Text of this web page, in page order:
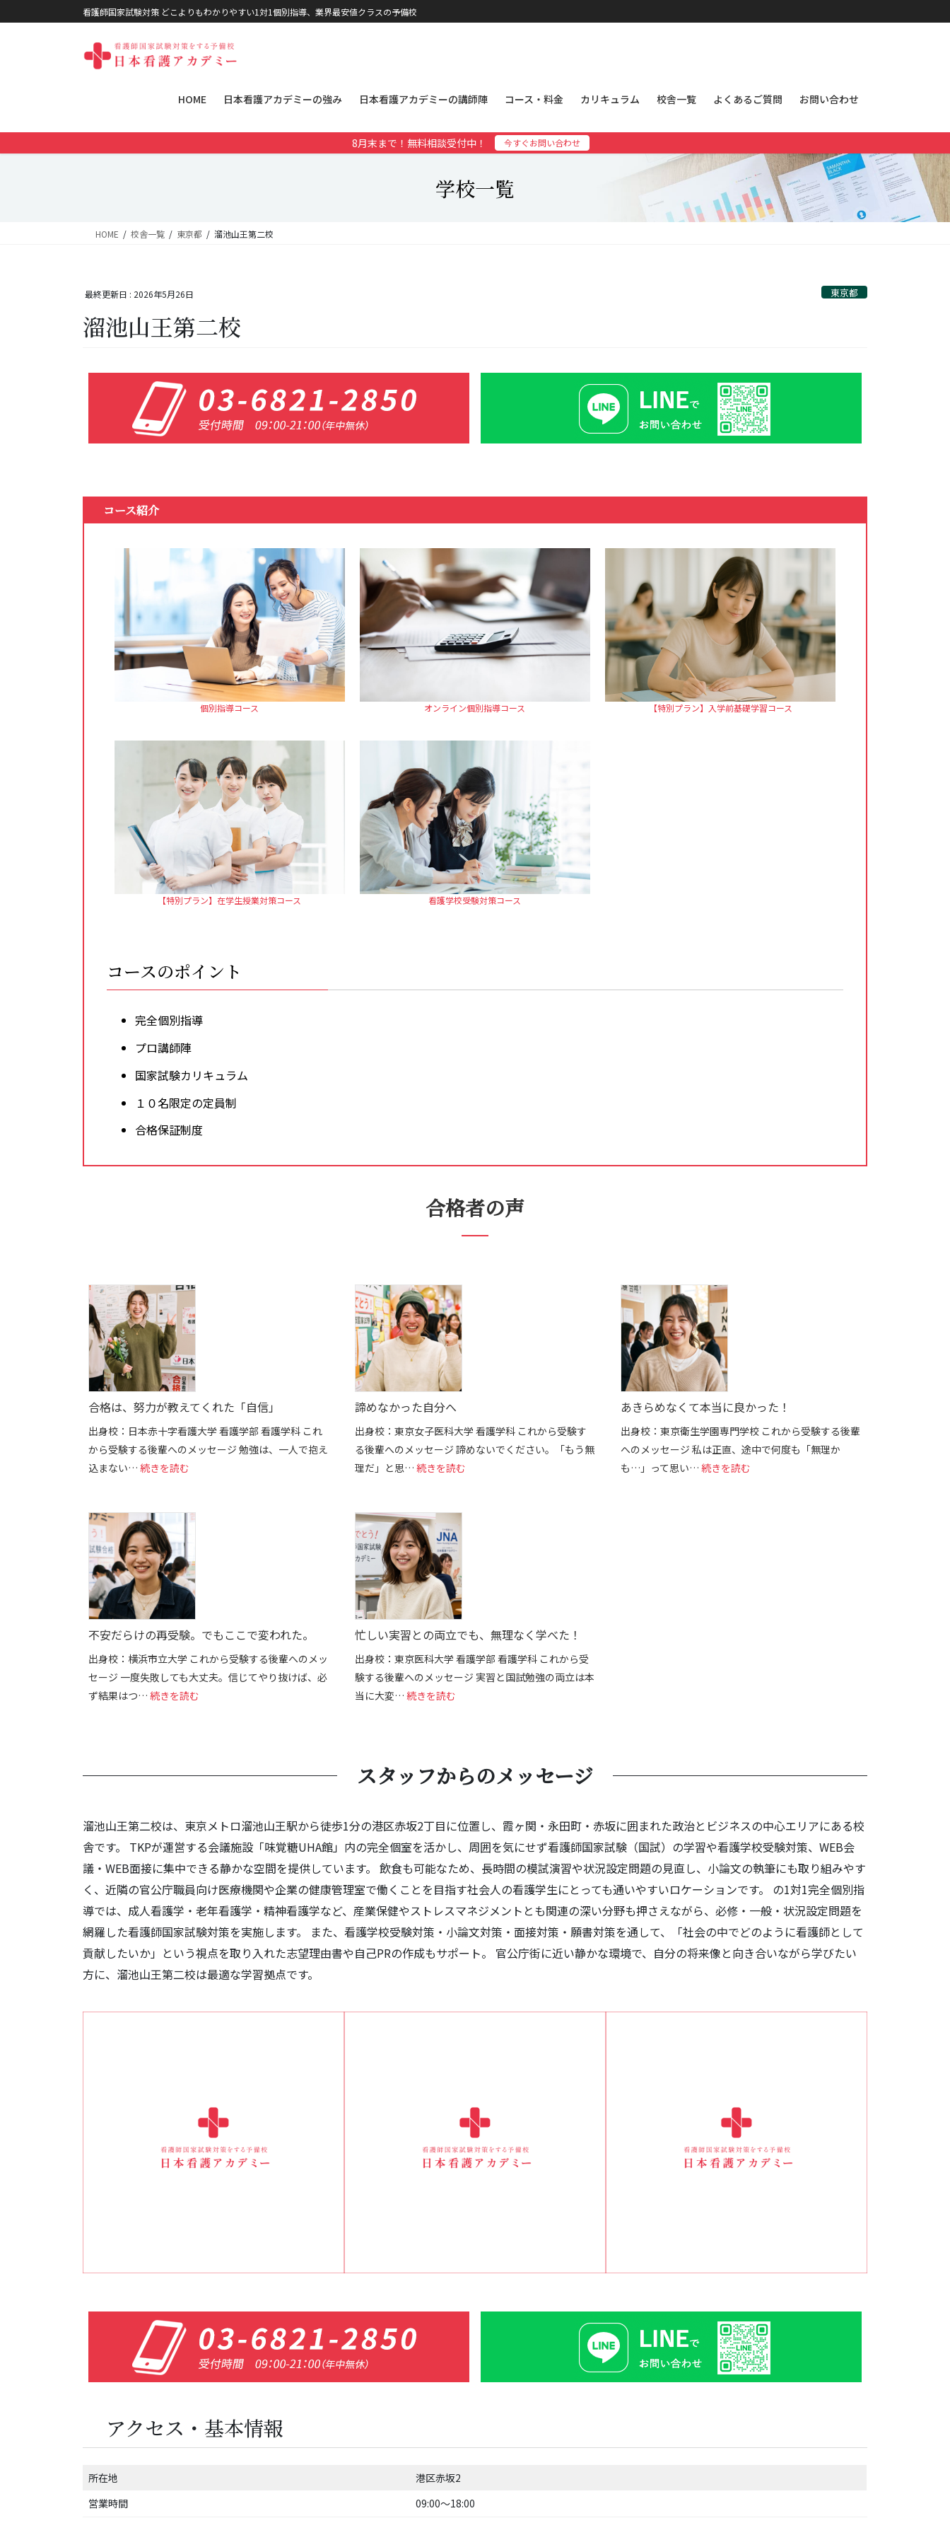
コンテンツに移動
ナビゲーションに移動看護師国家試験対策 どこよりもわかりやすい1対1個別指導、業界最安値クラスの予備校
HOME 日本看護アカデミーの強み 日本看護アカデミーの講師陣 コース・料金 カリキュラム 校舎一覧 よくあるご質問 お問い合わせ
8月末まで！無料相談受付中！ 今すぐお問い合わせ
学校一覧
HOME 校舎一覧 東京都 溜池山王第二校
最終更新日 : 2026年5月26日 東京都
溜池山王第二校
コース紹介
個別指導コース オンライン個別指導コース 【特別プラン】入学前基礎学習コース
【特別プラン】在学生授業対策コース 看護学校受験対策コース
コースのポイント
完全個別指導
プロ講師陣
国家試験カリキュラム
１０名限定の定員制
合格保証制度
合格者の声
合格は、努力が教えてくれた「自信」
出身校：日本赤十字看護大学 看護学部 看護学科 これ
から受験する後輩へのメッセージ 勉強は、一人で抱え
込まない… 続きを読む : 合格は、努力が教えてくれた「自信」
諦めなかった自分へ
出身校：東京女子医科大学 看護学科 これから受験す
る後輩へのメッセージ 諦めないでください。「もう無
理だ」と思… 続きを読む: 諦めなかった自分へ
あきらめなくて本当に良かった！
出身校：東京衛生学園専門学校 これから受験する後輩
へのメッセージ 私は正直、途中で何度も「無理か
も…」って思い…続きを読む
不安だらけの再受験。でもここで変われた。
出身校：横浜市立大学 これから受験する後輩へのメッ
セージ 一度失敗しても大丈夫。信じてやり抜けば、必
ず結果はつ… 続きを読む : 不安だらけの再受験。でもここで変われた。
忙しい実習との両立でも、無理なく学べた！
出身校：東京医科大学 看護学部 看護学科 これから受
験する後輩へのメッセージ 実習と国試勉強の両立は本
当に大変… 続きを読む: 忙しい実習との両立でも、無理なく学べた！
スタッフからのメッセージ
溜池山王第二校は、東京メトロ溜池山王駅から徒歩1分の港区赤坂2丁目に位置し、霞ヶ関・永田町・赤坂に囲まれた政治とビジネスの中心エリアにある校
舎です。 TKPが運営する会議施設「味覚糖UHA館」内の完全個室を活かし、周囲を気にせず看護師国家試験（国試）の学習や看護学校受験対策、WEB会
議・WEB面接に集中できる静かな空間を提供しています。 飲食も可能なため、長時間の模試演習や状況設定問題の見直し、小論文の執筆にも取り組みやす
く、近隣の官公庁職員向け医療機関や企業の健康管理室で働くことを目指す社会人の看護学生にとっても通いやすいロケーションです。 の1対1完全個別指
導では、成人看護学・老年看護学・精神看護学など、産業保健やストレスマネジメントとも関連の深い分野も押さえながら、必修・一般・状況設定問題を
網羅した看護師国家試験対策を実施します。 また、看護学校受験対策・小論文対策・面接対策・願書対策を通して、「社会の中でどのように看護師として
貢献したいか」という視点を取り入れた志望理由書や自己PRの作成もサポート。 官公庁街に近い静かな環境で、自分の将来像と向き合いながら学びたい
方に、溜池山王第二校は最適な学習拠点です。
アクセス・基本情報
所在地
港区赤坂2
営業時間
09:00〜18:00